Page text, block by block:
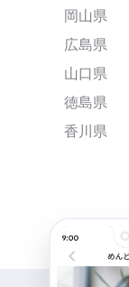
岡山県
広島県
山口県
徳島県
香川県